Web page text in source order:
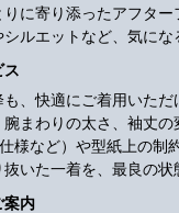
に寄り添ったアフター
ルエットなど、気に
ス
、快適にご着用いた
腕まわりの太さ、袖丈の
様など）や型紙上の制
いた一着を、最良の
案内